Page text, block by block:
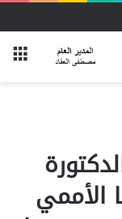
المتعثرة
الأممي